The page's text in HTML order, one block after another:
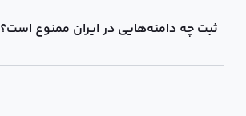
ثبت چه دامنه‌هایی در ایران ممنوع است؟